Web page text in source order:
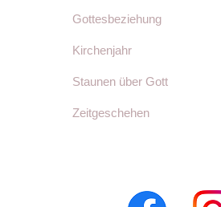
Gottesbeziehung
Kirchenjahr
Staunen über Gott
Zeitgeschehen